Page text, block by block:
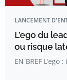
LANCEMENT
L’ego du
ou risque
EN BREF